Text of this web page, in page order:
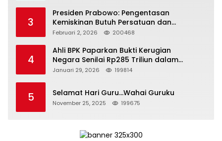
3
Presiden Prabowo: Pengentasan
Kemiskinan Butuh Persatuan dan
Kepemimpinan yang Bertanggung Jawab
Februari 2, 2026 200468
4
Ahli BPK Paparkan Bukti Kerugian
Negara Senilai Rp285 Triliun dalam
Persidangan Korupsi PT Pertamina
Januari 29, 2026 199814
5 Selamat Hari Guru…Wahai Guruku
November 25, 2025 199675